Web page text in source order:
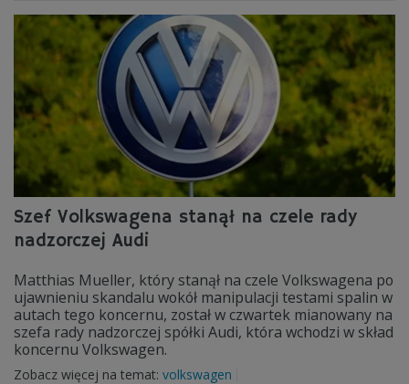
Szef Volkswagena stanął na czele rady
nadzorczej Audi
Matthias Mueller, który stanął na czele Volkswagena po
ujawnieniu skandalu wokół manipulacji testami spalin w
autach tego koncernu, został w czwartek mianowany na
szefa rady nadzorczej spółki Audi, która wchodzi w skład
koncernu Volkswagen.
Zobacz więcej na temat: volkswagen